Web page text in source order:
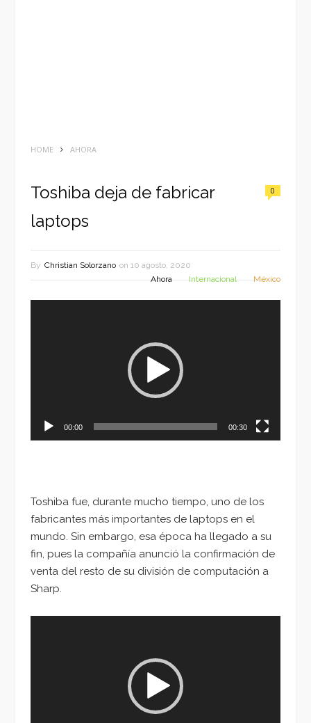
HOME AHORA
Toshiba deja de fabricar
laptops
0
By Christian Solorzano on 10 agosto, 2020
Ahora
Internacional México
00:00 00:30
Toshiba fue, durante mucho tiempo, uno de los
fabricantes más importantes de laptops en el
mundo. Sin embargo, esa época ha llegado a su
fin, pues la compañía anunció la confirmación de
venta del resto de su división de computación a
Sharp.